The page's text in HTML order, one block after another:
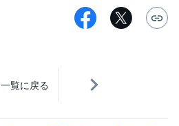
一覧に戻る